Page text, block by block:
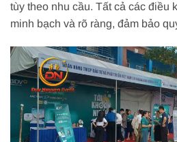
tùy theo nhu cầu. Tất cả các điều
minh bạch và rõ ràng, đảm bảo